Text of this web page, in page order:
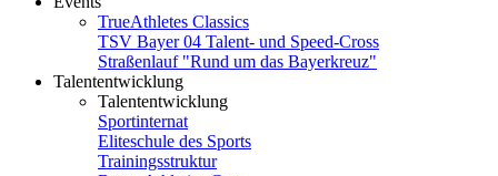
TrueAthletes Classics
TSV Bayer 04 Talent- und Speed-Cross
Straßenlauf "Rund um das Bayerkreuz"
Talententwicklung
Talententwicklung
Sportinternat
Eliteschule des Sports
Trainingsstruktur